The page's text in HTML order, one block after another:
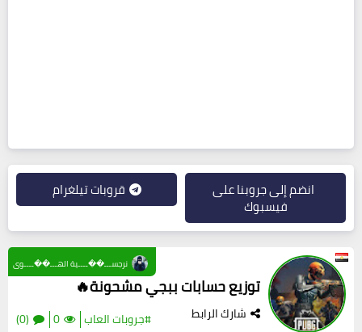
انضم إلى جروبنا على
فيسبوك
قروبات تيلغرام
توزيع حسابات ببجي مشحونة🔥
شارك الرابط #جروبات العاب 0
(0)
نرجســـ��ــــية الهـــ��ــــوى